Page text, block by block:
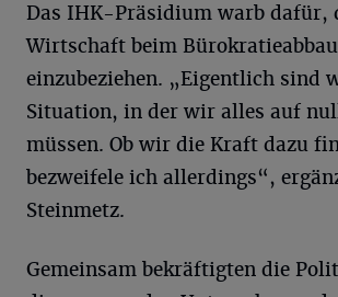
Das IHK-Präsidium warb dafür,
Wirtschaft beim
einzubeziehen. „Eigentlich sind
Situation, in der wir alles auf
müssen. Ob wir die Kraft dazu
bezweifele ich allerdings“,
Steinmetz.
Gemeinsam bekräftigten die